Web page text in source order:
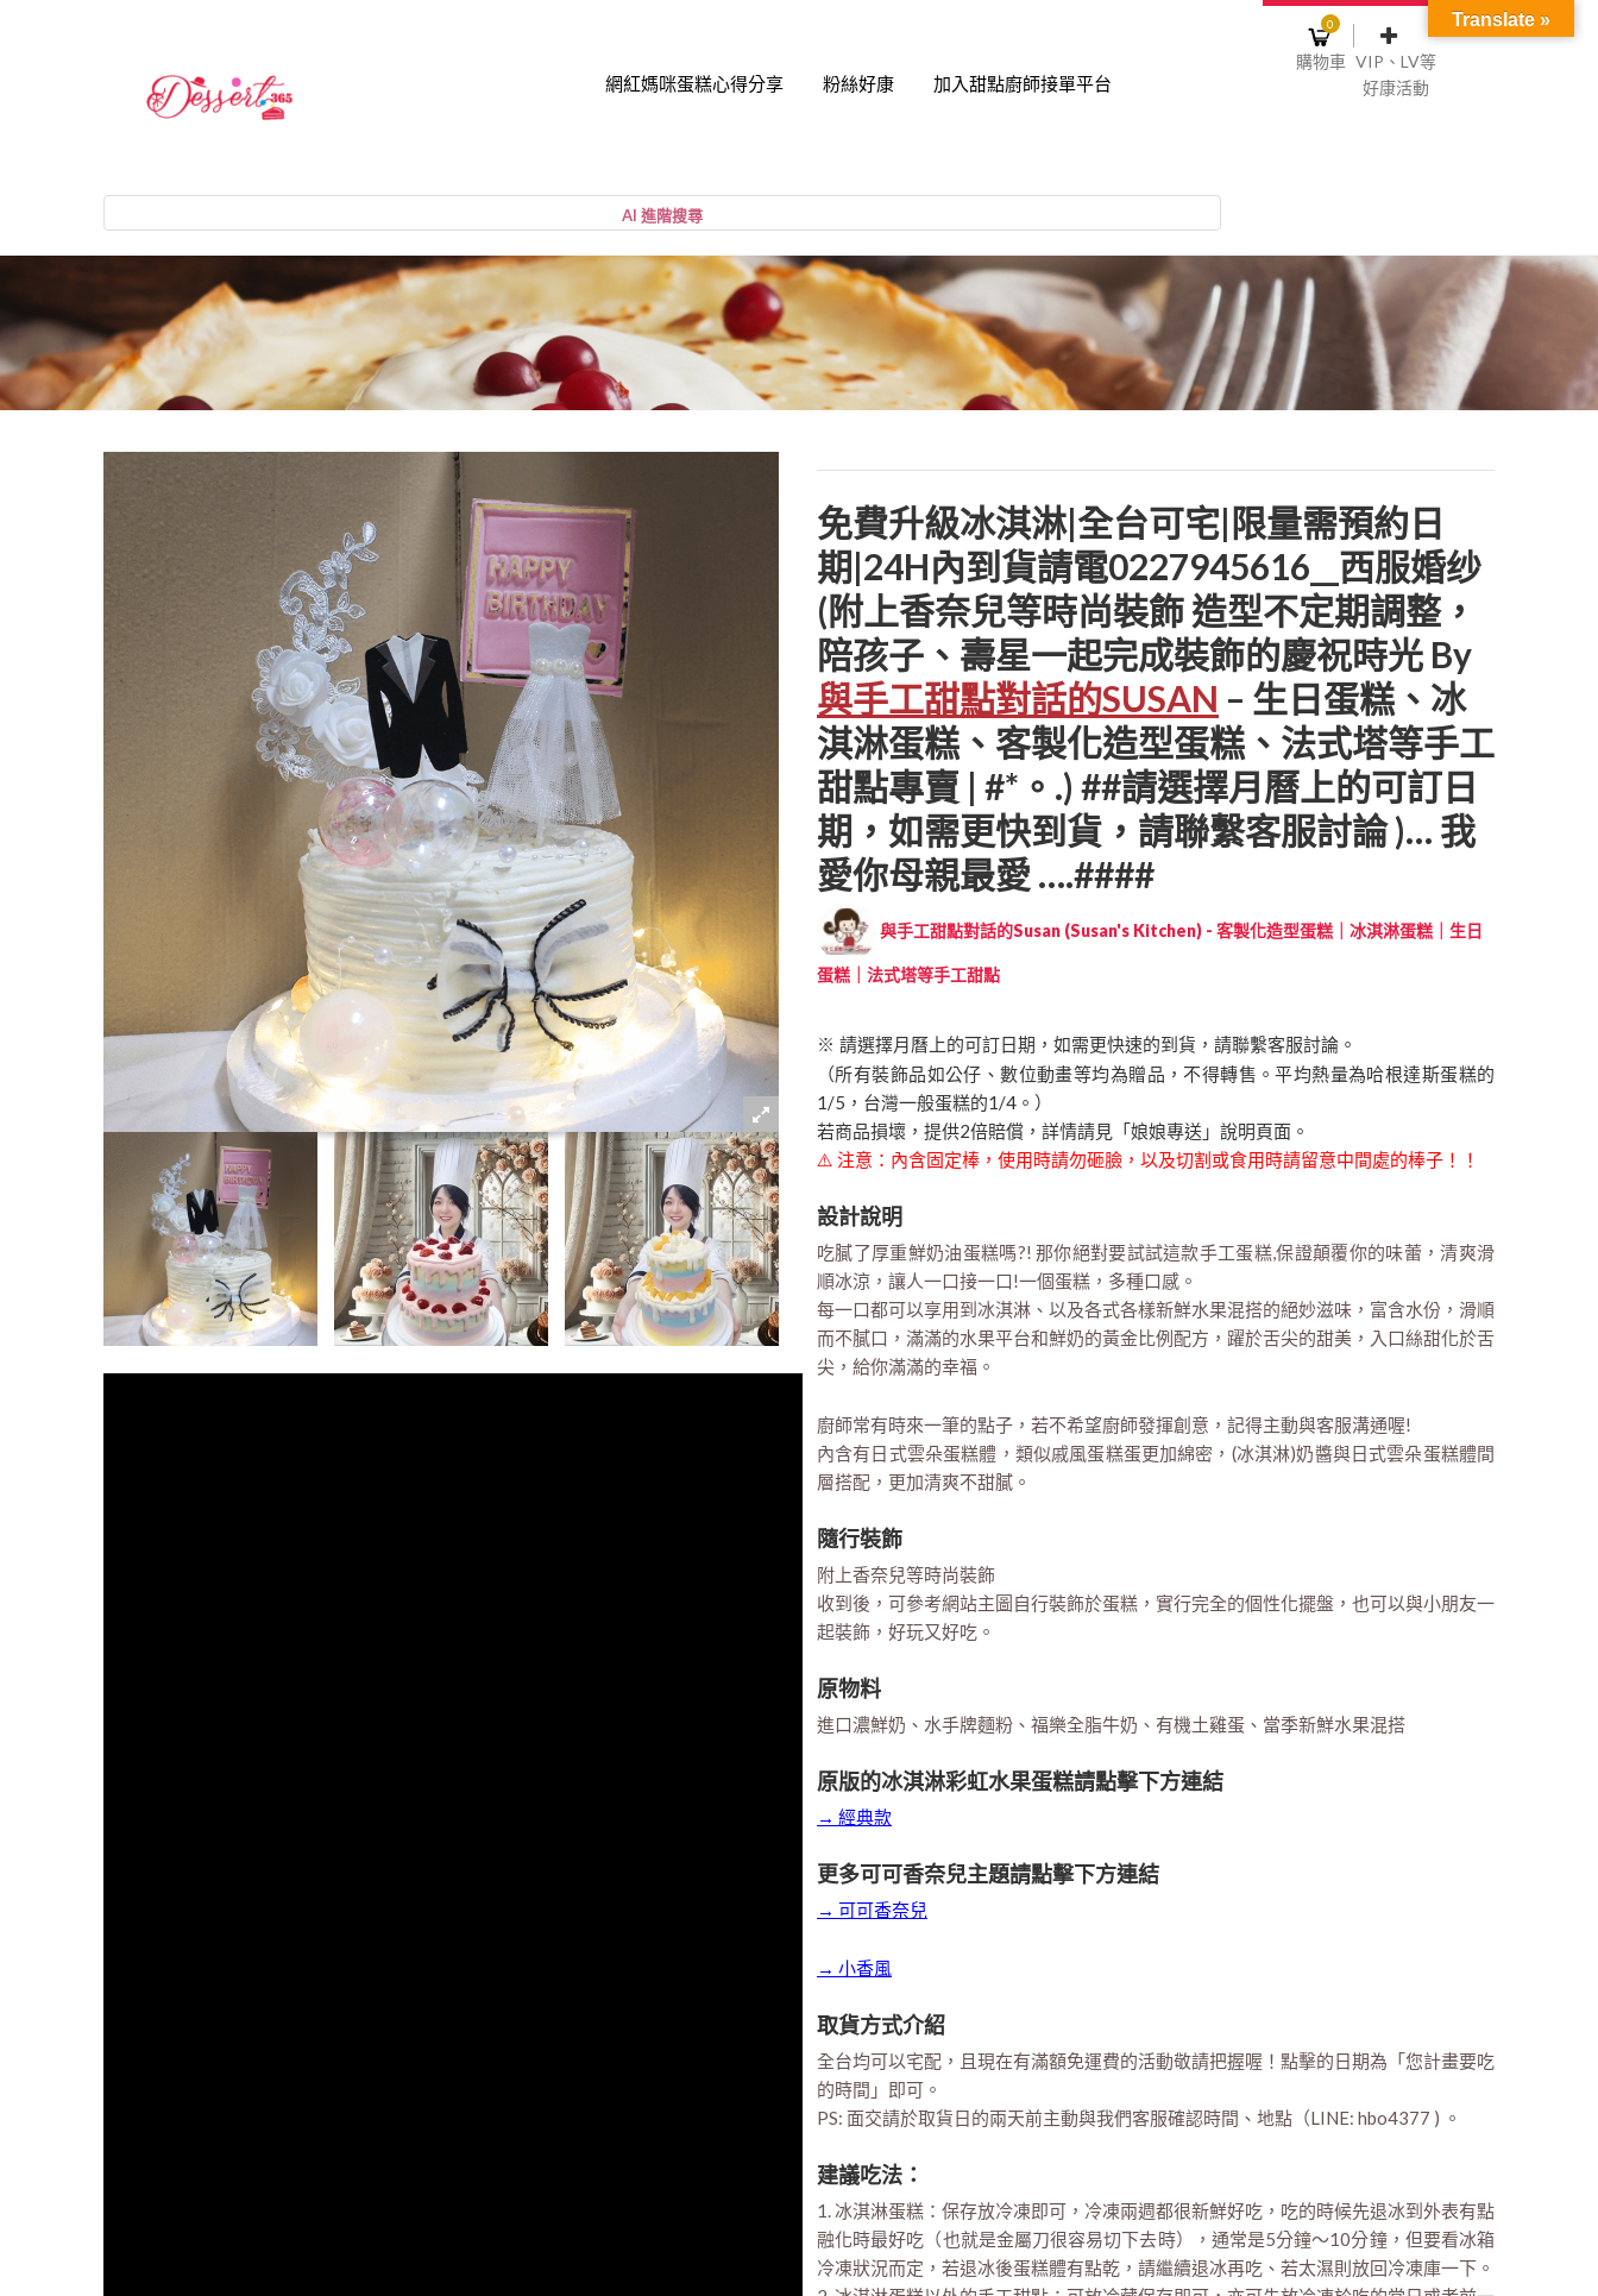
網紅媽咪蛋糕心得分享 粉絲好康 加入甜點廚師接單平台
0
購物車 VIP、LV等
好康活動
小計:NT$0
密碼
記住我
免費升級冰淇淋|全台可宅|限量需預約日
期|24H內到貨請電0227945616__西服婚纱
(附上香奈兒等時尚裝飾 造型不定期調整，
陪孩子、壽星一起完成裝飾的慶祝時光 By
與手工甜點對話的SUSAN – 生日蛋糕、冰
淇淋蛋糕、客製化造型蛋糕、法式塔等手工
甜點專賣 | #*。.) ##請選擇月曆上的可訂日
期，如需更快到貨，請聯繫客服討論 )… 我
愛你母親最愛 ….####
與手工甜點對話的Susan (Susan's Kitchen) - 客製化造型蛋糕｜冰淇淋蛋糕｜生日
蛋糕｜法式塔等手工甜點
※ 請選擇月曆上的可訂日期，如需更快速的到貨，請聯繫客服討論。
（所有裝飾品如公仔、數位動畫等均為贈品，不得轉售。平均熱量為哈根達斯蛋糕的
1/5，台灣一般蛋糕的1/4。）
若商品損壞，提供2倍賠償，詳情請見「娘娘專送」說明頁面。
⚠️ 注意：內含固定棒，使用時請勿砸臉，以及切割或食用時請留意中間處的棒子！！
設計說明
吃膩了厚重鮮奶油蛋糕嗎?! 那你絕對要試試這款手工蛋糕,保證顛覆你的味蕾，清爽滑
順冰涼，讓人一口接一口!一個蛋糕，多種口感。
每一口都可以享用到冰淇淋、以及各式各樣新鮮水果混搭的絕妙滋味，富含水份，滑順
而不膩口，滿滿的水果平台和鮮奶的黃金比例配方，躍於舌尖的甜美，入口絲甜化於舌
尖，給你滿滿的幸福。
廚師常有時來一筆的點子，若不希望廚師發揮創意，記得主動與客服溝通喔!
內含有日式雲朵蛋糕體，類似戚風蛋糕蛋更加綿密，(冰淇淋)奶醬與日式雲朵蛋糕體間
層搭配，更加清爽不甜膩。
隨行裝飾
附上香奈兒等時尚裝飾
收到後，可參考網站主圖自行裝飾於蛋糕，實行完全的個性化擺盤，也可以與小朋友一
起裝飾，好玩又好吃。
原物料
進口濃鮮奶、水手牌麵粉、福樂全脂牛奶、有機土雞蛋、當季新鮮水果混搭
原版的冰淇淋彩虹水果蛋糕請點擊下方連結
→ 經典款
更多可可香奈兒主題請點擊下方連結
→ 可可香奈兒
→ 小香風
取貨方式介紹
全台均可以宅配，且現在有滿額免運費的活動敬請把握喔！點擊的日期為「您計畫要吃
的時間」即可。
PS: 面交請於取貨日的兩天前主動與我們客服確認時間、地點（LINE: hbo4377 ) 。
建議吃法：
1. 冰淇淋蛋糕：保存放冷凍即可，冷凍兩週都很新鮮好吃，吃的時候先退冰到外表有點
融化時最好吃（也就是金屬刀很容易切下去時），通常是5分鐘～10分鐘，但要看冰箱
冷凍狀況而定，若退冰後蛋糕體有點乾，請繼續退冰再吃、若太濕則放回冷凍庫一下。
Translate »